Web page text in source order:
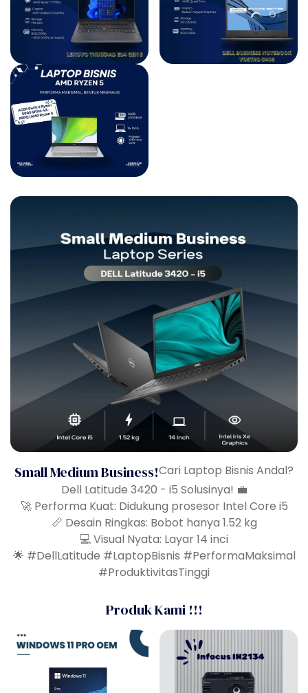
Small Medium Business!Cari Laptop Bisnis Andal?
Dell Latitude 3420 - i5 Solusinya! 💼
🚀 Performa Kuat: Didukung prosesor Intel Core i5
📏 Desain Ringkas: Bobot hanya 1.52 kg
💻 Visual Nyata: Layar 14 inci
🌟 #DellLatitude #LaptopBisnis #PerformaMaksimal
#ProduktivitasTinggi
Produk Kami !!!